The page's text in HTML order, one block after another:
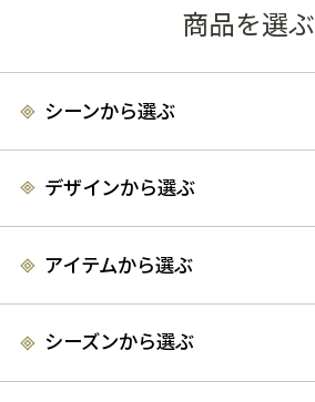
商品を選ぶ
シーンから選ぶ
デザインから選ぶ
アイテムから選ぶ
シーズンから選ぶ